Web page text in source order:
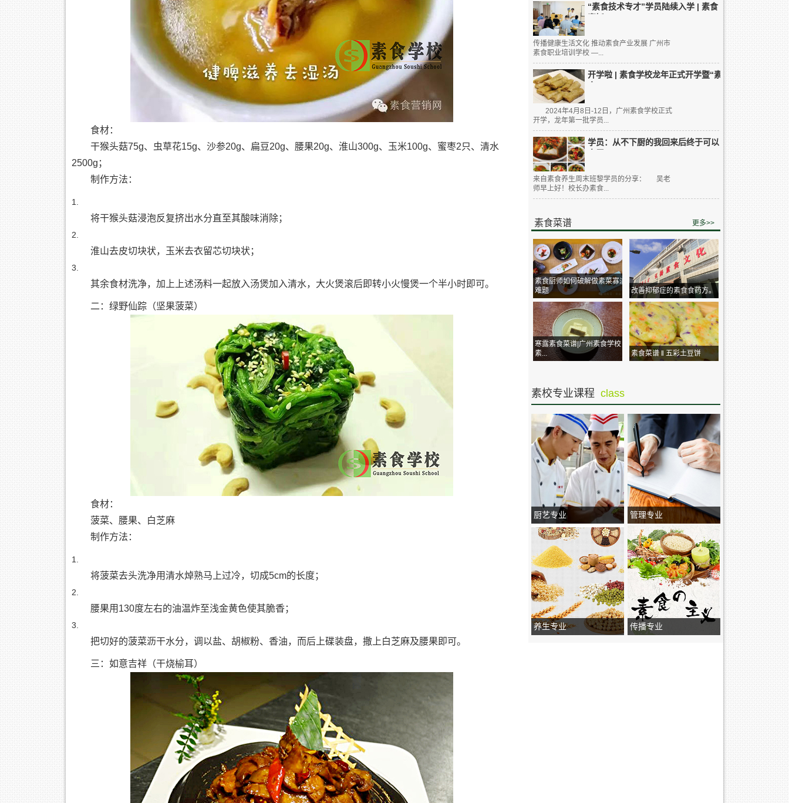
“素食技术专才”学员陆续入学 | 素食
传播健康生活文化 推动素食产业发展 广州市
素食职业培训学校 —...
开学啦 | 素食学校龙年正式开学暨“素
食...
2024年4月8日-12日，广州素食学校正式
开学，龙年第一批学员...
学员：从不下厨的我回来后终于可以
来自素食养生周末班黎学员的分享： 吴老
师早上好！校长办素食...
素食菜谱 更多>>
素食厨师如何破解做素菜寡淡
难题
改善抑郁症的素食食药方。
寒露素食菜谱|广州素食学校
素...
素食菜谱 ‖ 五彩土豆饼
素校专业课程 class
厨艺专业 管理专业
养生专业 传播专业
食材：
干猴头菇75g、虫草花15g、沙参20g、扁豆20g、腰果20g、淮山300g、玉米100g、蜜枣2只、清水
2500g；
制作方法：
将干猴头菇浸泡反复挤出水分直至其酸味消除；
淮山去皮切块状，玉米去衣留芯切块状；
其余食材洗净，加上上述汤料一起放入汤煲加入清水，大火煲滚后即转小火慢煲一个半小时即可。
二：绿野仙踪（坚果菠菜）
食材：
菠菜、腰果、白芝麻
制作方法：
将菠菜去头洗净用清水焯熟马上过冷，切成5cm的长度；
腰果用130度左右的油温炸至浅金黄色使其脆香；
把切好的菠菜沥干水分，调以盐、胡椒粉、香油，而后上碟装盘，撒上白芝麻及腰果即可。
三：如意吉祥（干烧榆耳）